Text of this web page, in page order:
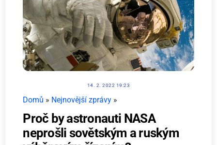
14. 2. 2022 19:23
Domů » Nejnovější zprávy »
Proč by astronauti NASA
neprošli sovětským a ruským